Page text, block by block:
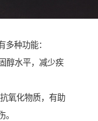
种功能：
醇水平，减少疾
氧化物质，有助